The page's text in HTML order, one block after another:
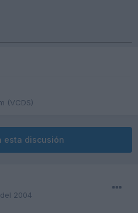
(VCDS)
esta discusión
2004